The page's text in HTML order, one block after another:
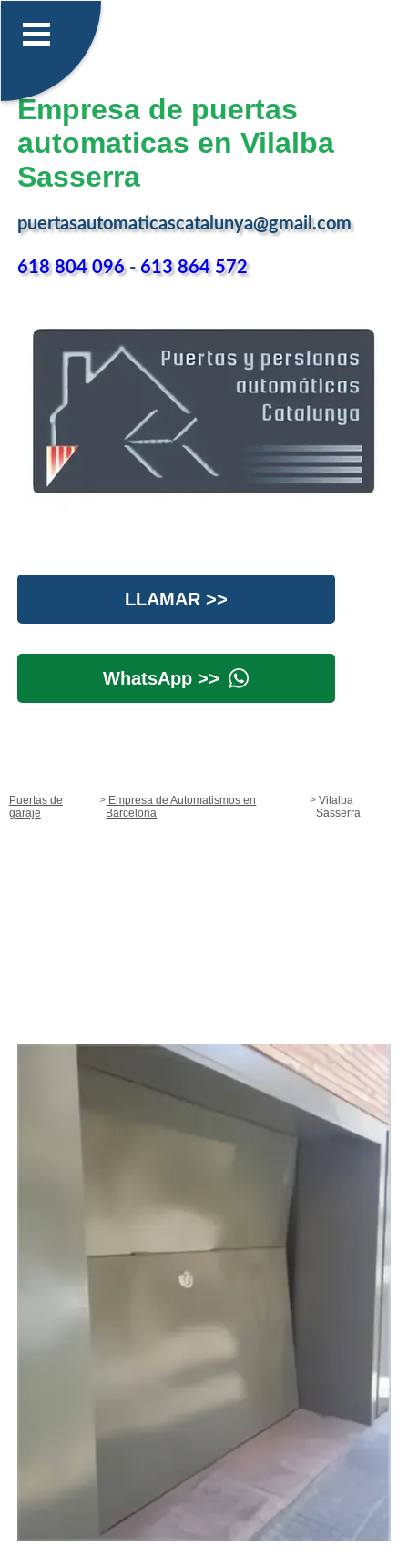
Empresa de puertas
automaticas en Vilalba
Sasserra
puertasautomaticascatalunya@gmail.com
618 804 096-613 864 572
LLAMAR >>
WhatsApp >>
Puertas de
garaje
Empresa de Automatismos en
Barcelona
Vilalba
Sasserra